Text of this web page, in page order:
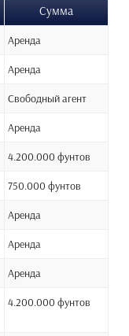
Сумма
Аренда
Аренда
Свободный агент
Аренда
4.200.000 фунтов
750.000 фунтов
Аренда
Аренда
Аренда
4.200.000 фунтов